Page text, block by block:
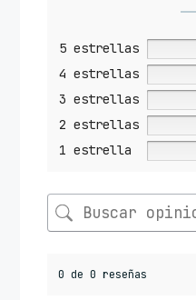
5 estrellas
4 estrellas
3 estrellas
2 estrellas
1 estrella
0 de 0 reseñas